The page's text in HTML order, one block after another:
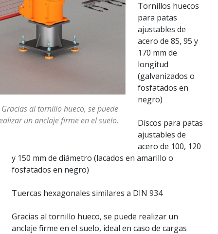
Gracias al tornillo hueco, se puede
un anclaje firme en el suelo.
Tornillos huecos
para patas
ajustables de
acero de 85, 95 y
170 mm de
longitud
(galvanizados o
fosfatados en
negro)
Discos para patas
ajustables de
acero de 100, 120
y 150 mm de diámetro (lacados en amarillo o
fosfatados en negro)
Tuercas hexagonales similares a DIN 934
Gracias al tornillo hueco, se puede realizar un
anclaje firme en el suelo, ideal en caso de cargas